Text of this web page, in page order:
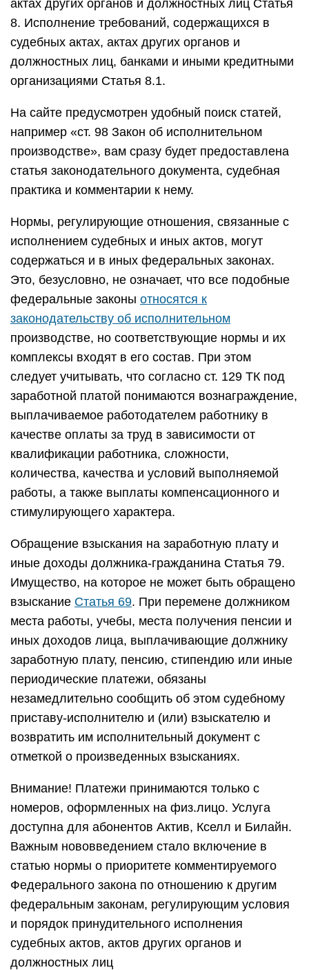
актах других органов и должностных лиц Статья
8. Исполнение требований, содержащихся в
судебных актах, актах других органов и
должностных лиц, банками и иными кредитными
организациями Статья 8.1.
На сайте предусмотрен удобный поиск статей,
например «ст. 98 Закон об исполнительном
производстве», вам сразу будет предоставлена
статья законодательного документа, судебная
практика и комментарии к нему.
Нормы, регулирующие отношения, связанные с
исполнением судебных и иных актов, могут
содержаться и в иных федеральных законах.
Это, безусловно, не означает, что все подобные
федеральные законы относятся к
законодательству об исполнительном
производстве, но соответствующие нормы и их
комплексы входят в его состав. При этом
следует учитывать, что согласно ст. 129 ТК под
заработной платой понимаются вознаграждение,
выплачиваемое работодателем работнику в
качестве оплаты за труд в зависимости от
квалификации работника, сложности,
количества, качества и условий выполняемой
работы, а также выплаты компенсационного и
стимулирующего характера.
Обращение взыскания на заработную плату и
иные доходы должника-гражданина Статья 79.
Имущество, на которое не может быть обращено
взыскание Статья 69. При перемене должником
места работы, учебы, места получения пенсии и
иных доходов лица, выплачивающие должнику
заработную плату, пенсию, стипендию или иные
периодические платежи, обязаны
незамедлительно сообщить об этом судебному
приставу-исполнителю и (или) взыскателю и
возвратить им исполнительный документ с
отметкой о произведенных взысканиях.
Внимание! Платежи принимаются только с
номеров, оформленных на физ.лицо. Услуга
доступна для абонентов Актив, Кселл и Билайн.
Важным нововведением стало включение в
статью нормы о приоритете комментируемого
Федерального закона по отношению к другим
федеральным законам, регулирующим условия
и порядок принудительного исполнения
судебных актов, актов других органов и
должностных лиц